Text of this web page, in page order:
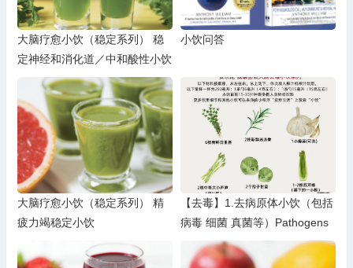
大脑疗愈小饮（稳定系列） 稳
定神经和消化道／中和酸性小饮
小饮问答
大脑疗愈小饮（稳定系列） 精
疲力竭稳定小饮
【去毒】1.去病原体小饮（包括
病毒 细菌 真菌等）Pathogens